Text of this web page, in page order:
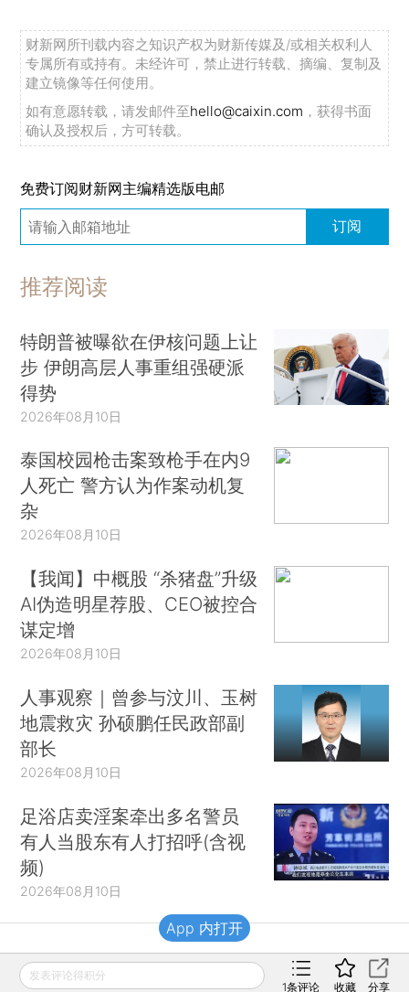
财新网所刊载内容之知识产权为财新传媒及/或相关权利人
专属所有或持有。未经许可，禁止进行转载、摘编、复制及
建立镜像等任何使用。
如有意愿转载，请发邮件至hello@caixin.com ，获得书面
确认及授权后，方可转载。
免费订阅财新网主编精选版电邮
订阅
推荐阅读
特朗普被曝欲在伊核问题上让
步 伊朗高层人事重组强硬派
得势
2026年08月10日
泰国校园枪击案致枪手在内9
人死亡 警方认为作案动机复
杂
2026年08月10日
【我闻】中概股 “杀猪盘”升级
AI伪造明星荐股、CEO被控合
谋定增
2026年08月10日
人事观察｜曾参与汶川、玉树
地震救灾 孙硕鹏任民政部副
部长
2026年08月10日
足浴店卖淫案牵出多名警员
有人当股东有人打招呼(含视
频)
2026年08月10日
财新移动
发表评论得积分
1条评论 收藏 分享
App 内打开